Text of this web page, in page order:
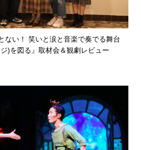
ない！ 笑いと涙と音楽で奏でる舞台
)を図る』取材会＆観劇レビュー